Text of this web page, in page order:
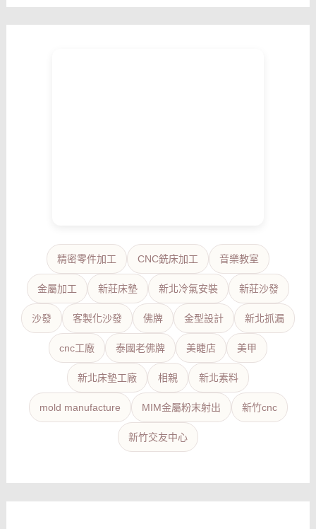
精密零件加工 CNC銑床加工 音樂教室
金屬加工 新莊床墊 新北冷氣安裝 新莊沙發
沙發 客製化沙發 佛牌 金型設計 新北抓漏
cnc工廠 泰國老佛牌 美睫店 美甲
新北床墊工廠 相親 新北素料
mold manufacture MIM金屬粉末射出 新竹cnc
新竹交友中心